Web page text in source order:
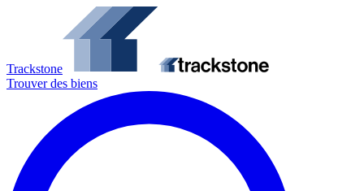
Trackstone
Trouver des biens